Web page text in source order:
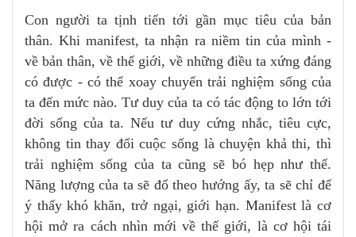
Con người ta tịnh tiến tới gần mục tiêu của bản
thân. Khi manifest, ta nhận ra niềm tin của mình -
về bản thân, về thế giới, về những điều ta xứng đáng
có được - có thể xoay chuyển trải nghiệm sống của
ta đến mức nào. Tư duy của ta có tác động to lớn tới
đời sống của ta. Nếu tư duy cứng nhắc, tiêu cực,
không tin thay đổi cuộc sống là chuyện khả thi, thì
trải nghiệm sống của ta cũng sẽ bó hẹp như thế.
Năng lượng của ta sẽ đổ theo hướng ấy, ta sẽ chỉ để
ý thấy khó khăn, trở ngại, giới hạn. Manifest là cơ
hội mở ra cách nhìn mới về thế giới, là cơ hội tái